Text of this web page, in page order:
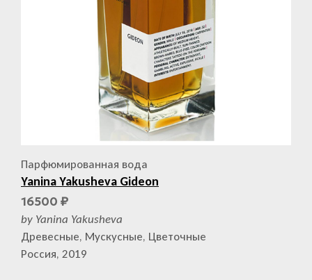
Парфюмированная вода
Yanina Yakusheva Gideon
16500 ₽
by Yanina Yakusheva
Древесные, Мускусные, Цветочные
Россия, 2019